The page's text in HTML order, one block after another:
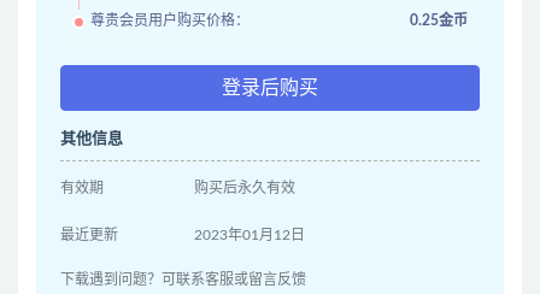
尊贵会员用户购买价格： 0.25金币
登录后购买
其他信息
有效期 购买后永久有效
最近更新 2023年01月12日
下载遇到问题？可联系客服或留言反馈